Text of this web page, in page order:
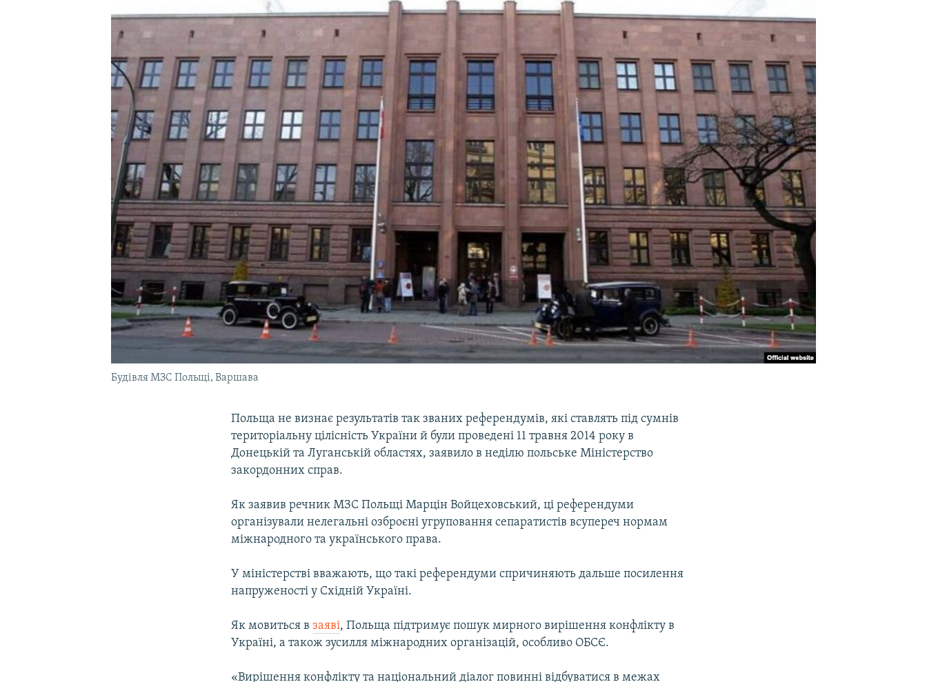
Будівля МЗС Польщі, Варшава
Польща не визнає результатів так званих референдумів, які ставлять під сумнів
територіальну цілісність України й були проведені 11 травня 2014 року в
Донецькій та Луганській областях, заявило в неділю польське Міністерство
закордонних справ.
Як заявив речник МЗС Польщі Марцін Войцеховський, ці референдуми
організували нелегальні озброєні угруповання сепаратистів всупереч нормам
міжнародного та українського права.
У міністерстві вважають, що такі референдуми спричиняють дальше посилення
напруженості у Східній Україні.
Як мовиться взаяві, Польща підтримує пошук мирного вирішення конфлікту в
Україні, а також зусилля міжнародних організацій, особливо ОБСЄ.
«Вирішення конфлікту та національний діалог повинні відбуватися в межах